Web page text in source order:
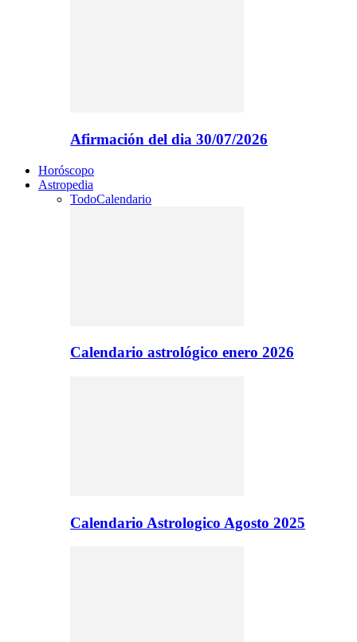
Afirmación del dia 30/07/2026
Horóscopo
Astropedia
TodoCalendario
Calendario astrológico enero 2026
Calendario Astrologico Agosto 2025